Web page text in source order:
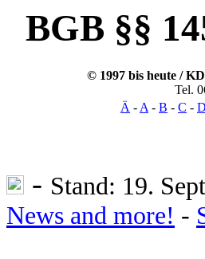
BGB §§
© 1997 bis heute /
Tel.
Ä -A- B - C - D
- Stand: 19.
News and more! -